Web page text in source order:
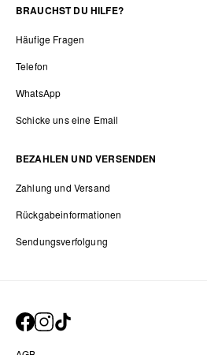
BRAUCHST DU HILFE?
Häufige Fragen
Telefon
WhatsApp
Schicke uns eine Email
BEZAHLEN UND VERSENDEN
Zahlung und Versand
Rückgabeinformationen
Sendungsverfolgung